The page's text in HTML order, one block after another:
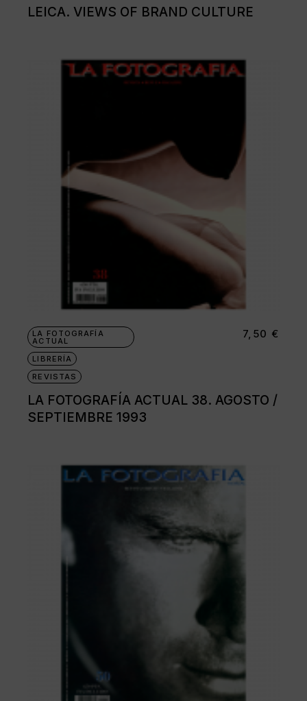
LEICA. VIEWS OF BRAND CULTURE
LA FOTOGRAFÍA
ACTUAL
LIBRERÍA
REVISTAS
LA FOTOGRAFÍA ACTUAL 38. AGOSTO /
SEPTIEMBRE 1993
7,50 €